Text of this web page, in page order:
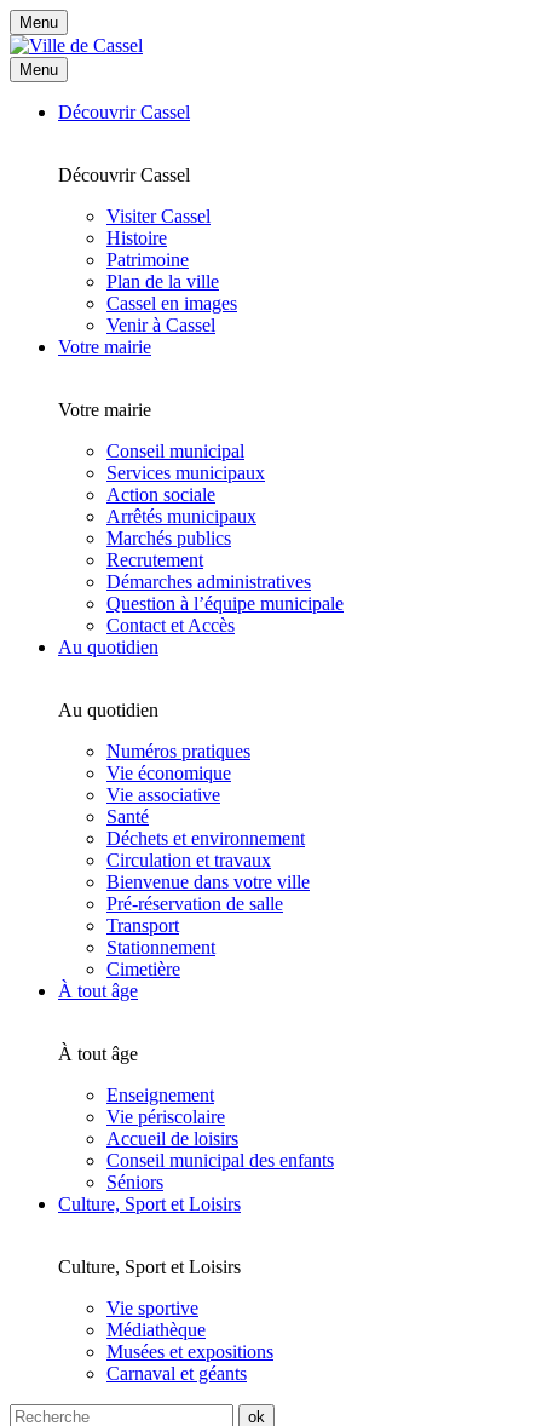
Menu
Menu
Découvrir Cassel
Découvrir Cassel
Visiter Cassel
Histoire
Patrimoine
Plan de la ville
Cassel en images
Venir à Cassel
Votre mairie
Votre mairie
Conseil municipal
Services municipaux
Action sociale
Arrêtés municipaux
Marchés publics
Recrutement
Démarches administratives
Question à l’équipe municipale
Contact et Accès
Au quotidien
Au quotidien
Numéros pratiques
Vie économique
Vie associative
Santé
Déchets et environnement
Circulation et travaux
Bienvenue dans votre ville
Pré-réservation de salle
Transport
Stationnement
Cimetière
À tout âge
À tout âge
Enseignement
Vie périscolaire
Accueil de loisirs
Conseil municipal des enfants
Séniors
Culture, Sport et Loisirs
Culture, Sport et Loisirs
Vie sportive
Médiathèque
Musées et expositions
Carnaval et géants